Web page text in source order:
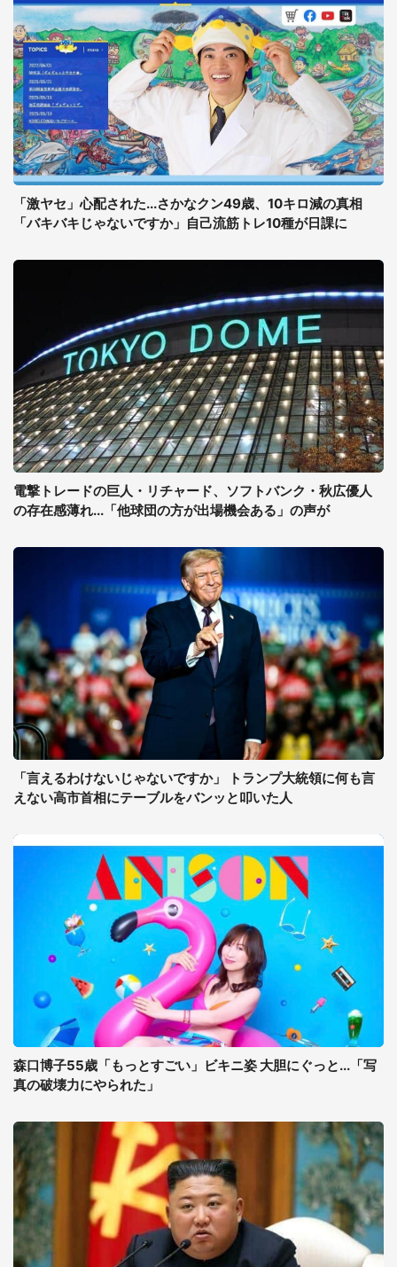
「激ヤセ」心配された...さかなクン49歳、10キロ減の真相
「バキバキじゃないですか」自己流筋トレ10種が日課に
電撃トレードの巨人・リチャード、ソフトバンク・秋広優人
の存在感薄れ...「他球団の方が出場機会ある」の声が
「言えるわけないじゃないですか」 トランプ大統領に何も言
えない高市首相にテーブルをバンッと叩いた人
森口博子55歳「もっとすごい」ビキニ姿 大胆にぐっと...「写
真の破壊力にやられた」